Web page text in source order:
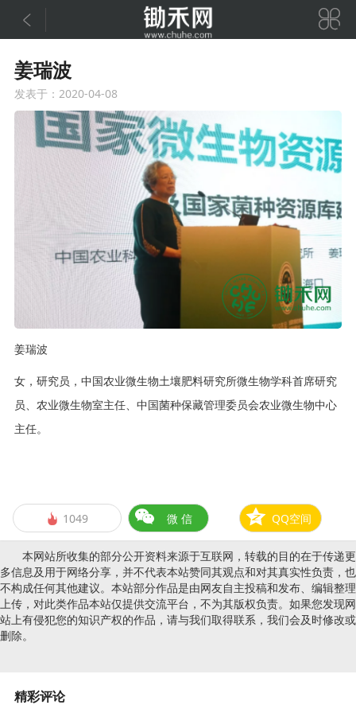
 
姜瑞波
发表于：2020-04-08
姜瑞波
女，研究员，中国农业微生物土壤肥料研究所微生物学科首席研究
员、农业微生物室主任、中国菌种保藏管理委员会农业微生物中心
主任。
 1049 微 信 QQ空间
本网站所收集的部分公开资料来源于互联网，转载的目的在于传递更
多信息及用于网络分享，并不代表本站赞同其观点和对其真实性负责，也
不构成任何其他建议。本站部分作品是由网友自主投稿和发布、编辑整理
上传，对此类作品本站仅提供交流平台，不为其版权负责。如果您发现网
站上有侵犯您的知识产权的作品，请与我们取得联系，我们会及时修改或
删除。
精彩评论